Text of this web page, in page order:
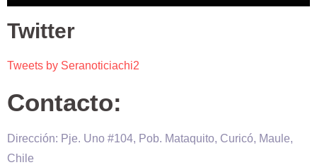
Twitter
Tweets by Seranoticiachi2
Contacto:
Dirección: Pje. Uno #104, Pob. Mataquito, Curicó, Maule,
Chile